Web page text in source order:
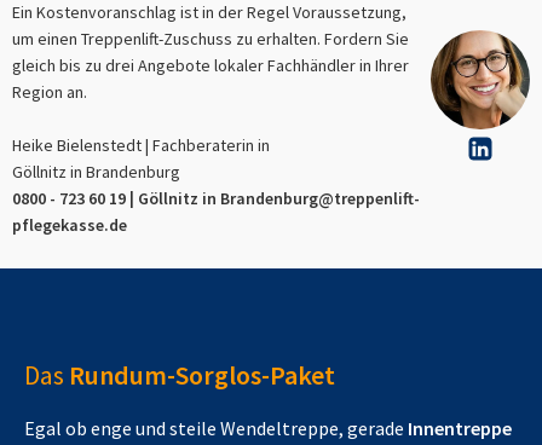
Ein Kostenvoranschlag ist in der Regel Voraussetzung,
um einen Treppenlift-Zuschuss zu erhalten. Fordern Sie
gleich bis zu drei Angebote lokaler Fachhändler in Ihrer
Region an.
Heike Bielenstedt | Fachberaterin in
Göllnitz in Brandenburg
0800 - 723 60 19 | Göllnitz in Brandenburg@treppenlift-
pflegekasse.de
Das Rundum-Sorglos-Paket
Egal ob enge und steile Wendeltreppe, gerade Innentreppe